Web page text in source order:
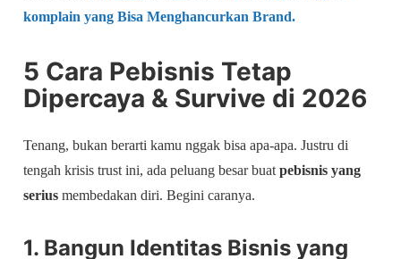
komplain yang Bisa Menghancurkan Brand.
5 Cara Pebisnis Tetap
Dipercaya & Survive di 2026
Tenang, bukan berarti kamu nggak bisa apa-apa. Justru di
tengah krisis trust ini, ada peluang besar buatpebisnis yang
serius membedakan diri. Begini caranya.
1. Bangun Identitas Bisnis yang